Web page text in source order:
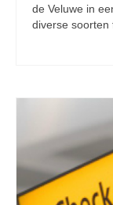
de Veluwe in
diverse